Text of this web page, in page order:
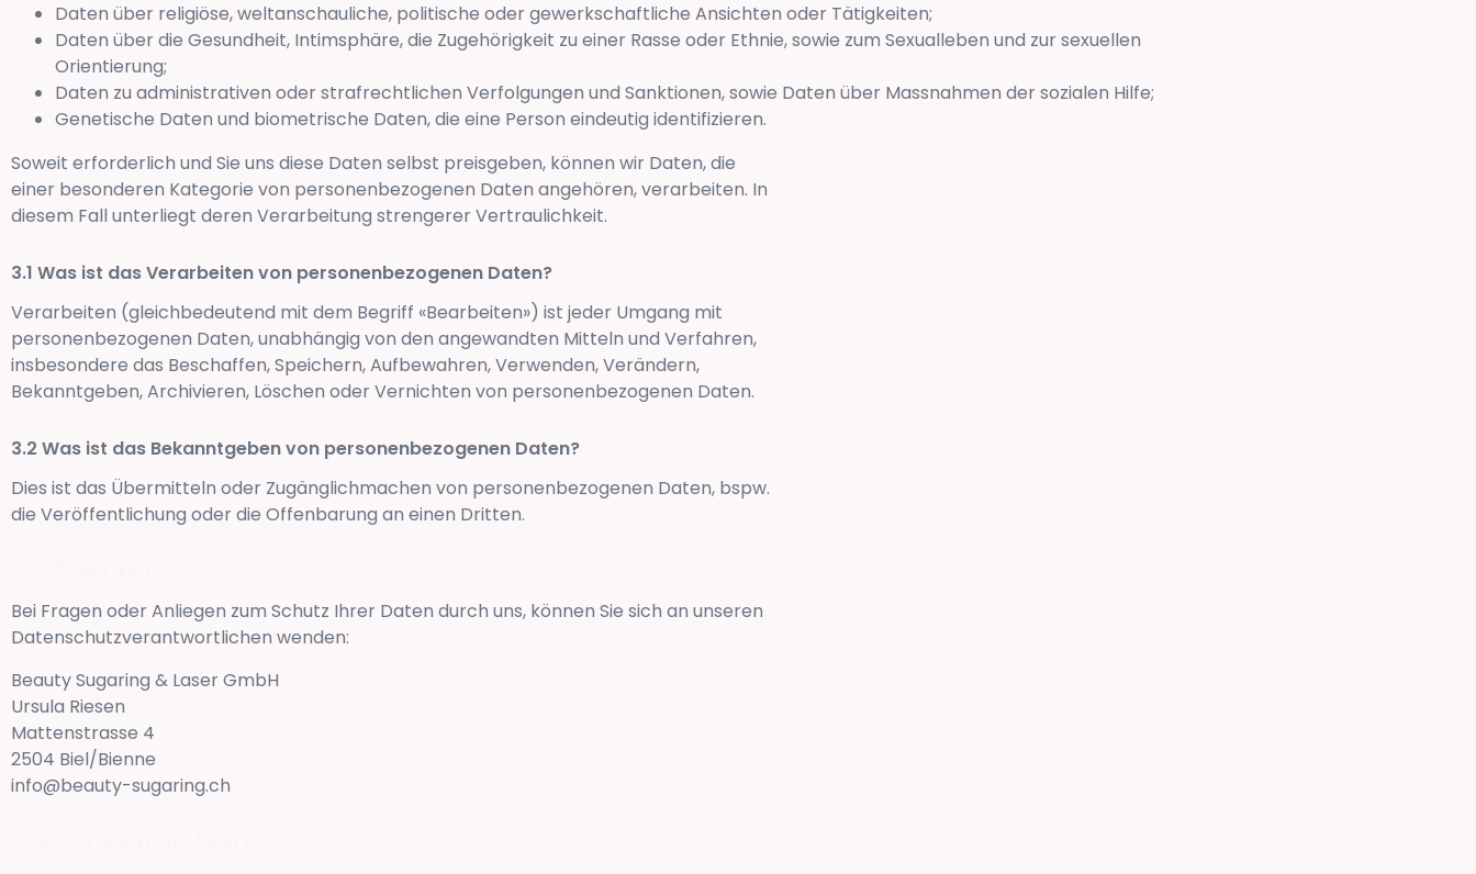
Daten über religiöse, weltanschauliche, politische oder gewerkschaftliche Ansichten oder Tätigkeiten;
Daten über die Gesundheit, Intimsphäre, die Zugehörigkeit zu einer Rasse oder Ethnie, sowie zum Sexualleben und zur sexuellen
Orientierung;
Daten zu administrativen oder strafrechtlichen Verfolgungen und Sanktionen, sowie Daten über Massnahmen der sozialen Hilfe;
Genetische Daten und biometrische Daten, die eine Person eindeutig identifizieren.
Soweit erforderlich und Sie uns diese Daten selbst preisgeben, können wir Daten, die
einer besonderen Kategorie von personenbezogenen Daten angehören, verarbeiten. In
diesem Fall unterliegt deren Verarbeitung strengerer Vertraulichkeit.
Was ist das Verarbeiten von personenbezogenen Daten?
Verarbeiten (gleichbedeutend mit dem Begriff «Bearbeiten») ist jeder Umgang mit
personenbezogenen Daten, unabhängig von den angewandten Mitteln und Verfahren,
insbesondere das Beschaffen, Speichern, Aufbewahren, Verwenden, Verändern,
Bekanntgeben, Archivieren, Löschen oder Vernichten von personenbezogenen Daten.
Was ist das Bekanntgeben von personenbezogenen Daten?
Dies ist das Übermitteln oder Zugänglichmachen von personenbezogenen Daten, bspw.
die Veröffentlichung oder die Offenbarung an einen Dritten.
Bei Fragen oder Anliegen zum Schutz Ihrer Daten durch uns, können Sie sich an unseren
Datenschutzverantwortlichen wenden:
Beauty Sugaring & Laser GmbH
Ursula Riesen
Mattenstrasse 4
2504 Biel/Bienne
info@beauty-sugaring.ch